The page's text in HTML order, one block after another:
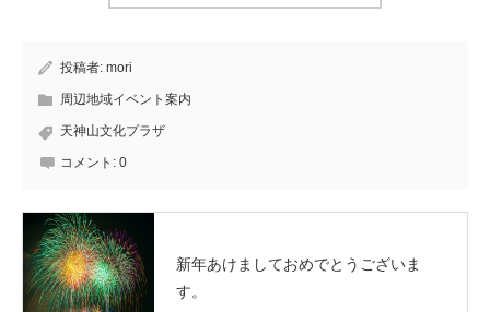
投稿者: mori
周辺地域イベント案内
天神山文化プラザ
コメント: 0
新年あけましておめでとうございま
す。